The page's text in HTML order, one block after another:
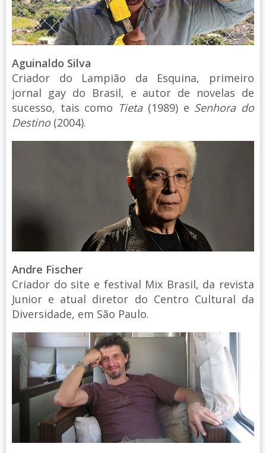
Aguinaldo Silva
Criador do Lampião da Esquina, primeiro
jornal gay do Brasil, e autor de novelas de
sucesso, tais como Tieta(1989) e Senhora do
Destino(2004).
Andre Fischer
Criador do site e festival Mix Brasil, da revista
Junior e atual diretor do Centro Cultural da
Diversidade, em São Paulo.